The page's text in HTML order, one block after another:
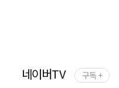
네이버TV 구독 +